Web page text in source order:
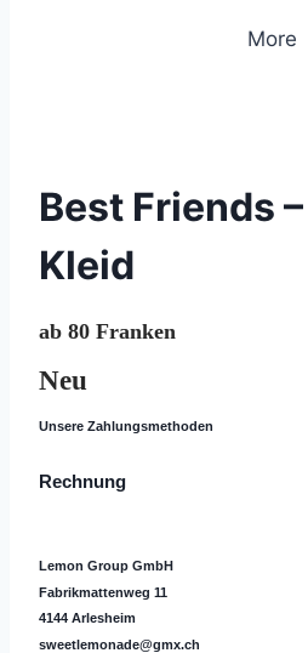
More
Best Friends
Kleid
ab 80 Franken
Neu
Unsere Zahlungsmethoden
Rechnung
Lemon Group GmbH
Fabrikmattenweg 11
4144 Arlesheim
sweetlemonade@gmx.ch